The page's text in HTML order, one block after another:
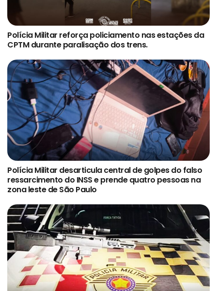
Polícia Militar reforça policiamento nas estações da
CPTM durante paralisação dos trens.
Polícia Militar desarticula central de golpes do falso
ressarcimento do INSS e prende quatro pessoas na
zona leste de São Paulo